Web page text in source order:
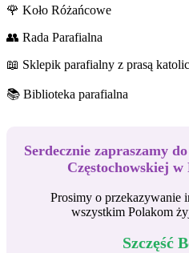
🌹 Koło Różańcowe
👥 Rada Parafialna
📖 Sklepik parafialny z prasą
📚 Biblioteka parafialna
Serdecznie zapraszamy
Częstochowskiej w
Prosimy o przekazywanie
wszystkim Polakom
Szczęść